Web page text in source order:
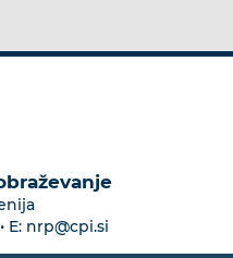
• E: nrp@cpi.si